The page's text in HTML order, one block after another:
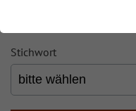
Stichwort